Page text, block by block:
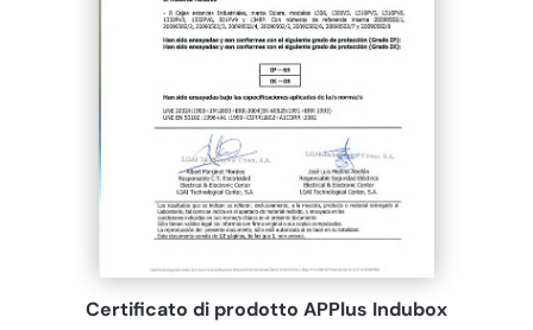
Certificato di prodotto APPlus Indubox